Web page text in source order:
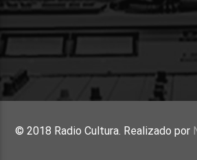
© 2018 Radio Cultura. Realizado por